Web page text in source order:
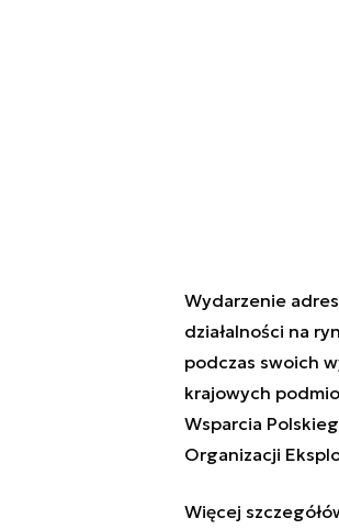
Wydarzenie
działalności na
podczas swoich
krajowych
Wsparcia
Organizacji
Więcej